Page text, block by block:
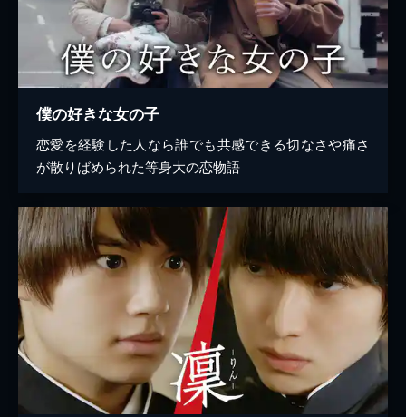
僕の好きな女の子
恋愛を経験した人なら誰でも共感できる切なさや痛さ
が散りばめられた等身大の恋物語